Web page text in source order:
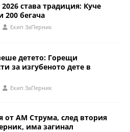
става традиция: Куче
200 бегача
Eкип ЗаПерник
детето: Горещи
за изгубеното дете в
Eкип ЗаПерник
от АМ Струма, след втория
има загинал